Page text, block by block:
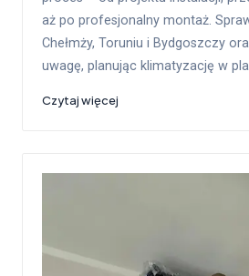
aż po profesjonalny montaż.
Chełmży, Toruniu i Bydgoszczy
uwagę, planując klimatyzację w
Czytaj więcej